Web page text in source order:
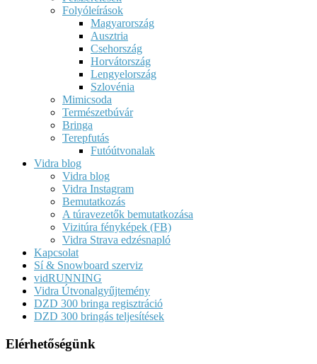
Folyóleírások
Magyarország
Ausztria
Csehország
Horvátország
Lengyelország
Szlovénia
Mimicsoda
Természetbúvár
Bringa
Terepfutás
Futóútvonalak
Vidra blog
Vidra blog
Vidra Instagram
Bemutatkozás
A túravezetők bemutatkozása
Vizitúra fényképek (FB)
Vidra Strava edzésnapló
Kapcsolat
Sí & Snowboard szerviz
vidRUNNING
Vidra Útvonalgyűjtemény
DZD 300 bringa regisztráció
DZD 300 bringás teljesítések
Elérhetőségünk